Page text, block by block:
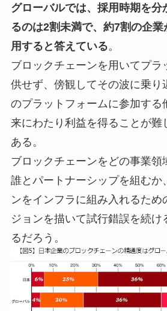
グローバルでは、採用時期を分
るのは2割未満で、約7割の企
用すると答えている。
ブロックチェーンを用いてプラ
供せず、傍観してその波に乗り
のプラットフォームに参加する
来にわたり利益を得ることが難
ある。
ブロックチェーンをどの事業領
誰とパートナーシップを組むか
ンをインフラに組み入れるため
ジョンを描いて試行錯誤を続け
るだろう。